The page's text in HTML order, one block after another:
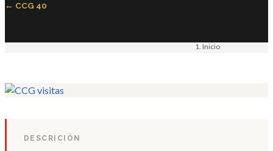
CCG 40
Inicio
DESCRICIÓN